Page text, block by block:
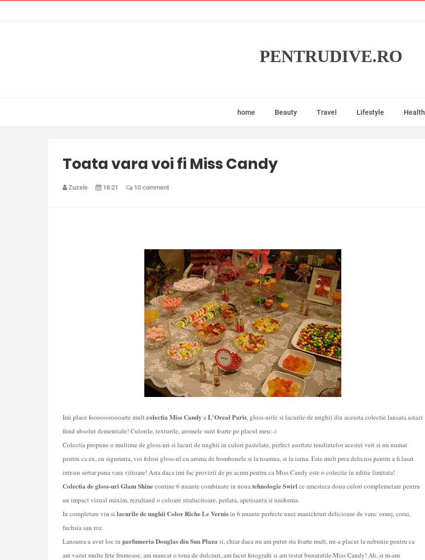
PENTRUDIVE.RO
home Beauty Travel Lifestyle Health
Toata vara voi fi Miss Candy
Zuzele 18:21 10 comment
Imi place foooooooooarte multcolectia Miss Candy aL'Oreal Paris, gloss-urile si lacurile de unghii din aceasta colectie lansata astazi
fiind absolut dementiale! Culorile, texturile, aromele sunt foarte pe placul meu:-)
Colectia propune o multime de gloss-uri si lacuri de unghii in culori pastelate, perfect asortate tendintelor acestei veri si nu numai
pentru ca eu, cu siguranta, voi folosi gloss-ul cu aroma de bombonele si la toamna, si la iarna. Este mult prea delicios pentru afi lasat
intr-un sertar pana vara viitoare! Asta daca imi fac provizii de pe acum pentru ca Miss Candy este o colectie in editie limitata!
Colectia de gloss-uri Glam Shinecontine 6 nuante combinate in nouatehnologieSwirl ce amesteca doua culori complemetare pentru
un impact vizual maxim, rezultand o culoare stralucitoare, perlata, apetisanta si uniforma.
In completare vin si lacurile de unghii Color Riche Le Vernisin 6 nuante perfecte unei manichiuri delicioase de vara: oranj, corai,
fuchsia sau roz.
Lansarea a avut loc in parfumeria Douglas din Sun Plaza si, chiar daca nu am putut sta foarte mult, mi-a placut la nebunie pentru ca
am vazut multe fete frumoase, am mancat o tona de dulciuri, am facut fotografii si am testat bunatatile Miss Candy! Ah, si m-am